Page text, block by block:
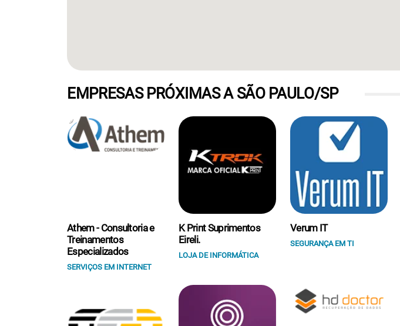
EMPRESAS PRÓXIMAS A SÃO PAULO/SP
Athem - Consultoria e
Treinamentos
Especializados
SERVIÇOS EM INTERNET
K Print Suprimentos
Eireli.
LOJA DE INFORMÁTICA
Verum IT
SEGURANÇA EM TI